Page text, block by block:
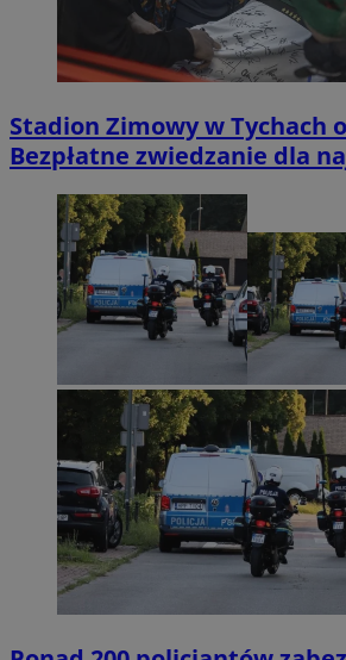
Stadion Zimowy w Tychach
Bezpłatne zwiedzanie dla